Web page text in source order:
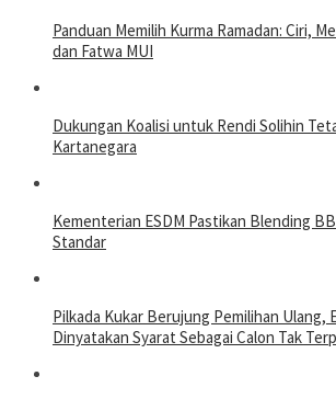
Panduan Memilih Kurma Ramadan: Ciri,
dan Fatwa MUI
Dukungan Koalisi untuk Rendi Solihin
Kartanegara
Kementerian ESDM Pastikan Blending
Standar
Pilkada Kukar Berujung Pemilihan Ulang,
Dinyatakan Syarat Sebagai Calon Tak